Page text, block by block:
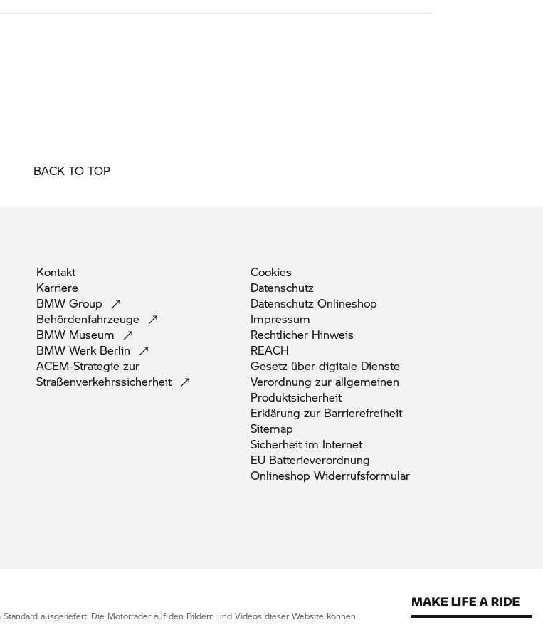
BACK TO TOP
Kontakt
Karriere
BMW Group
Behördenfahrzeuge
BMW Museum
BMW Werk Berlin
ACEM-Strategie zur
Straßenverkehrssicherheit
Cookies
Datenschutz
Datenschutz Onlineshop
Impressum
Rechtlicher Hinweis
REACH
Gesetz über digitale Dienste
Verordnung zur allgemeinen
Produktsicherheit
Erklärung zur Barrierefreiheit
Sitemap
Sicherheit im Internet
EU Batterieverordnung
Onlineshop Widerrufsformular
ausgeliefert. Die Motorräder auf den Bildern und Videos dieser Website können